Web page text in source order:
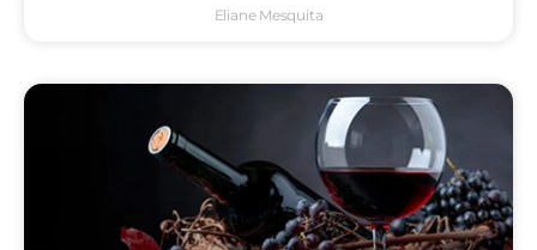
Eliane Mesquita